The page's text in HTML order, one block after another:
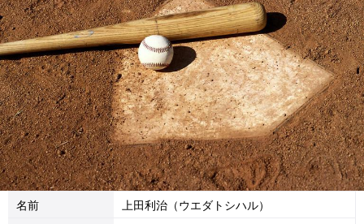
名前 上田利治（ウエダトシハル）